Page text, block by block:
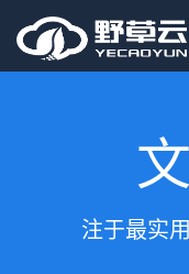
注于最实